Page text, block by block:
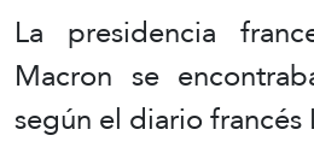
La presidencia
Macron se
según el diario francés